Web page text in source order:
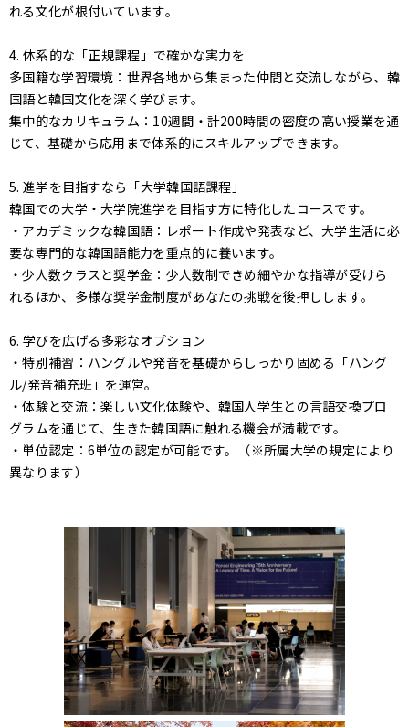
れる文化が根付いています。
4. 体系的な「正規課程」で確かな実力を
多国籍な学習環境：世界各地から集まった仲間と交流しながら、韓
国語と韓国文化を深く学びます。
集中的なカリキュラム：10週間・計200時間の密度の高い授業を通
じて、基礎から応用まで体系的にスキルアップできます。
5. 進学を目指すなら「大学韓国語課程」
韓国での大学・大学院進学を目指す方に特化したコースです。
・アカデミックな韓国語：レポート作成や発表など、大学生活に必
要な専門的な韓国語能力を重点的に養います。
・少人数クラスと奨学金：少人数制できめ細やかな指導が受けら
れるほか、多様な奨学金制度があなたの挑戦を後押しします。
6. 学びを広げる多彩なオプション
・特別補習：ハングルや発音を基礎からしっかり固める「ハング
ル/発音補充班」を運営。
・体験と交流：楽しい文化体験や、韓国人学生との言語交換プロ
グラムを通じて、生きた韓国語に触れる機会が満載です。
・単位認定：6単位の認定が可能です。（※所属大学の規定により
異なります）